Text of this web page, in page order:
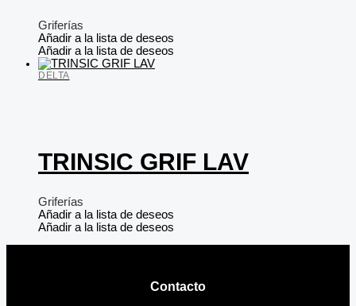
Griferías
Añadir a la lista de deseos
Añadir a la lista de deseos
DELTA
TRINSIC GRIF LAV
Griferías
Añadir a la lista de deseos
Añadir a la lista de deseos
Contacto